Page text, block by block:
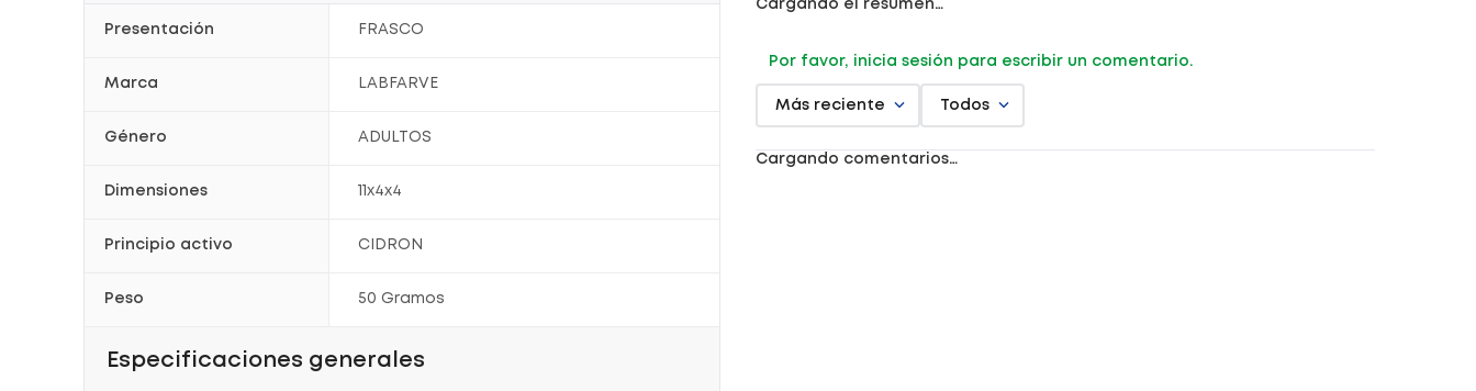
Presentación FRASCO
Marca LABFARVE
Género ADULTOS
Dimensiones 11x4x4
Principio activo CIDRON
Peso 50 Gramos
Especificaciones generales
Cargando el resumen…
Por favor, inicia sesión para escribir un comentario.
Más reciente Todos
Cargando comentarios…